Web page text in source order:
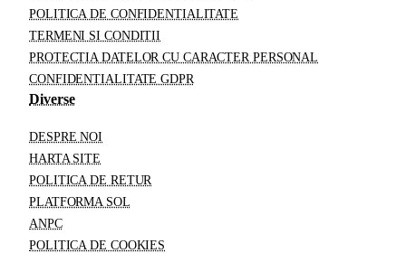
POLITICA DE CONFIDENTIALITATE
TERMENI SI CONDITII
PROTECTIA DATELOR CU CARACTER PERSONAL
CONFIDENTIALITATE GDPR
Diverse
DESPRE NOI
HARTA SITE
POLITICA DE RETUR
PLATFORMA SOL
ANPC
POLITICA DE COOKIES